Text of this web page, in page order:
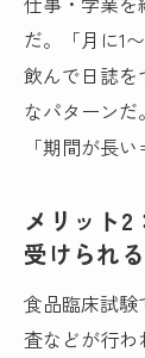
だ。「月に1
飲んで日誌
なパターンだ
「期間が長
メリット2
受けられる
食品臨床試
査などが行わ